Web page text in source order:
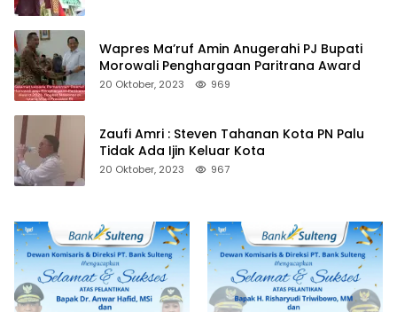
Wapres Ma’ruf Amin Anugerahi PJ Bupati
Morowali Penghargaan Paritrana Award
20 Oktober, 2023 969
Zaufi Amri : Steven Tahanan Kota PN Palu
Tidak Ada Ijin Keluar Kota
20 Oktober, 2023 967